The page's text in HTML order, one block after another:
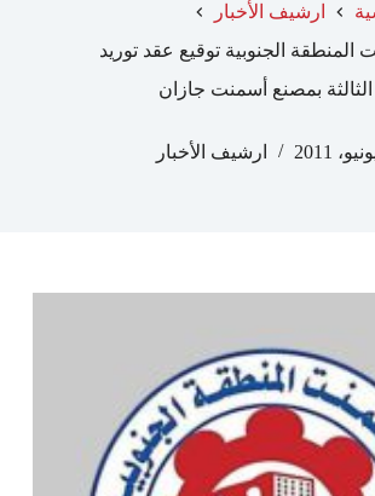
ارشيف الأخبار
الجنوبية توقيع عقد توريد
الثالثة بمصنع أسمنت جازان
ارشيف الأخبار